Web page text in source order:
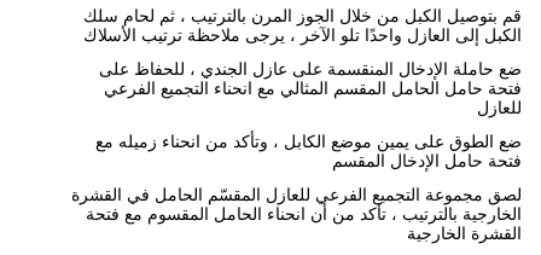
قم بتوصيل الكبل من خلال الجوز المرن بالترتيب ، ثم لحام سلك
الكبل إلى العازل واحدًا تلو الآخر ، يرجى ملاحظة ترتيب الأسلاك
ضع حاملة الإدخال المنقسمة على عازل الجندي ، للحفاظ على
فتحة حامل الحامل المقسم المثالي مع انحناء التجميع الفرعي
للعازل
ضع الطوق على يمين موضع الكابل ، وتأكد من انحناء زميله مع
فتحة حامل الإدخال المقسم
لصق مجموعة التجميع الفرعي للعازل المقسّم الحامل في القشرة
الخارجية بالترتيب ، تأكد من أن انحناء الحامل المقسوم مع فتحة
القشرة الخارجية